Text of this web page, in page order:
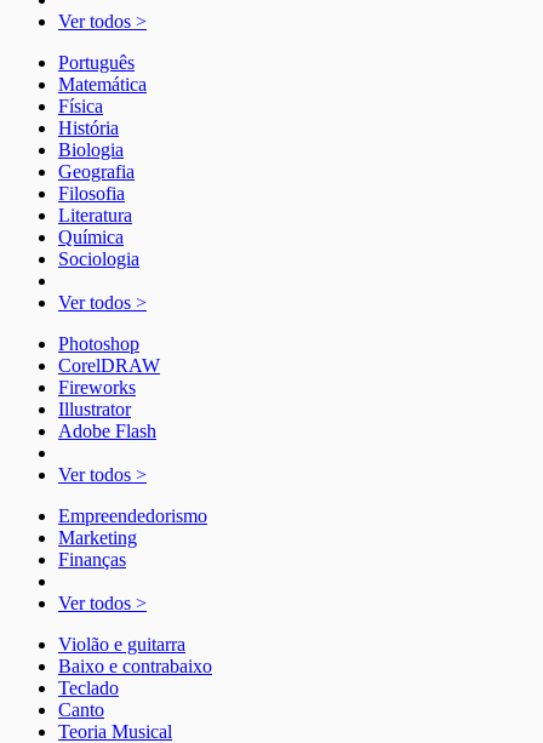
Ver todos >
Português
Matemática
Física
História
Biologia
Geografia
Filosofia
Literatura
Química
Sociologia
Ver todos >
Photoshop
CorelDRAW
Fireworks
Illustrator
Adobe Flash
Ver todos >
Empreendedorismo
Marketing
Finanças
Ver todos >
Violão e guitarra
Baixo e contrabaixo
Teclado
Canto
Teoria Musical